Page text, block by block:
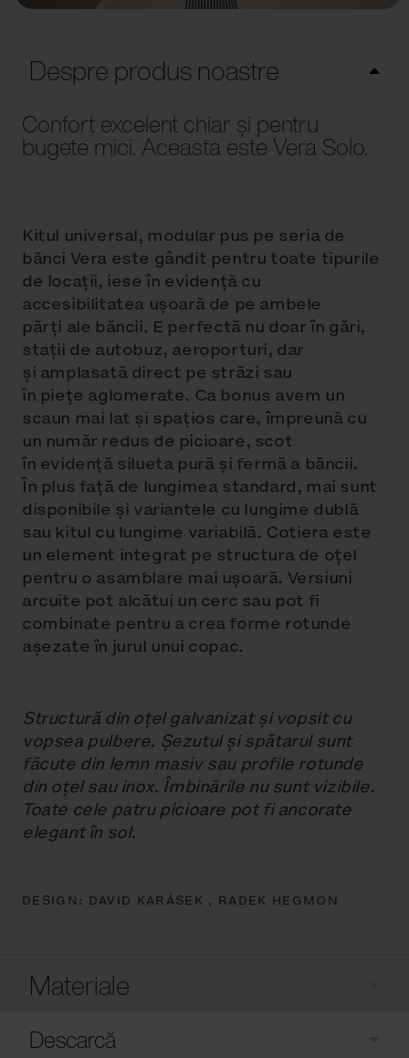
Despre produs noastre
Confort excelent chiar și pentru
bugete mici. Aceasta este Vera Solo.
Kitul universal, modular pus pe seria de
bănci Vera este gândit pentru toate tipurile
de locații, iese în evidenţă cu
accesibilitatea uşoară de pe ambele
părţi ale băncii. E perfectă nu doar în gări,
staţii de autobuz, aeroporturi, dar
şi amplasată direct pe străzi sau
în pieţe aglomerate. Ca bonus avem un
scaun mai lat şi spaţios care, împreună cu
un număr redus de picioare, scot
în evidenţă silueta pură şi fermă a băncii.
În plus faţă de lungimea standard, mai sunt
disponibile şi variantele cu lungime dublă
sau kitul cu lungime variabilă. Cotiera este
un element integrat pe structura de oțel
pentru o asamblare mai ușoară. Versiuni
arcuite pot alcătui un cerc sau pot fi
combinate pentru a crea forme rotunde
aşezate în jurul unui copac.
Structură din oțel galvanizat și vopsit cu
vopsea pulbere. Șezutul și spătarul sunt
făcute din lemn masiv sau profile rotunde
din oțel sau inox. Îmbinările nu sunt vizibile.
Toate cele patru picioare pot fi ancorate
elegant în sol.
DESIGN: DAVID KARÁSEK , RADEK HEGMON
Materiale
Descarcă